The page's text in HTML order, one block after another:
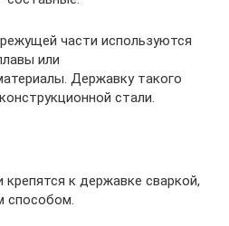
части используются
или
Державку такого
стали.
к державке сваркой,
способом.